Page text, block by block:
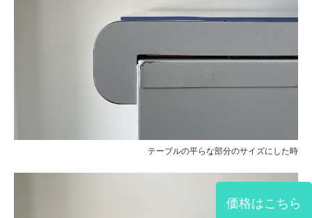
テーブルの平らな部分のサイズにした時
価格はこちら